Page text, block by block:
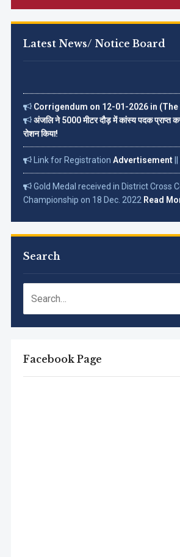
Latest News/ Notice Board
अंजलि ने 5000 मीटर दौड़ में कांस्य पदक प्राप्त कर
रोशन किया!
Championship on 18 Dec. 2022Read
Search
Facebook Page